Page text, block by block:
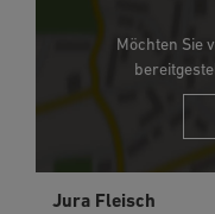
Möchten Sie
Jura Fleisch